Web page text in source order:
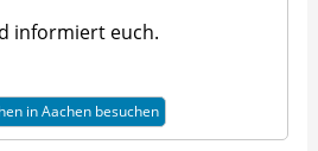
informiert euch.
in Aachen besuchen